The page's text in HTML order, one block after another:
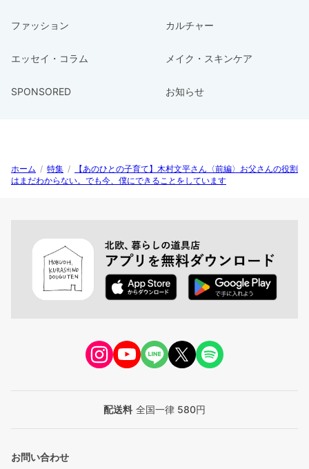
ファッション カルチャー
エッセイ・コラム メイク・スキンケア
SPONSORED お知らせ
ホーム / 特集 /
【あのひとの子育て】木村文平さん〈前編〉お父さんの役割
はまだわからない。でも今、僕にできることをしています
配送料 全国一律 580円
お問い合わせ